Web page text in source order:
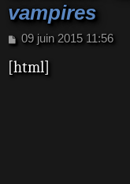
vampires
M
s
09 juin 2015 11:56
[html]